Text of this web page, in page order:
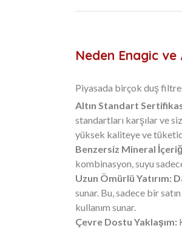
Neden Enagic ve
Piyasada birçok duş
Altın Standart
standartları karşılar ve
yüksek kaliteye ve
Benzersiz Mineral
kombinasyon, suyu
Uzun Ömürlü Yatırım:
sunar. Bu, sadece bir
kullanım sunar.
Çevre Dostu Yaklaşım: